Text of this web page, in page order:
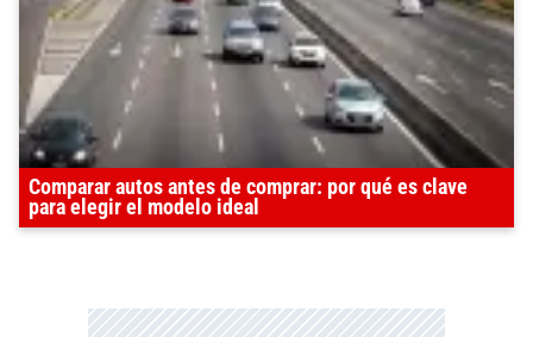
Comparar autos antes de comprar: por qué es clave
para elegir el modelo ideal